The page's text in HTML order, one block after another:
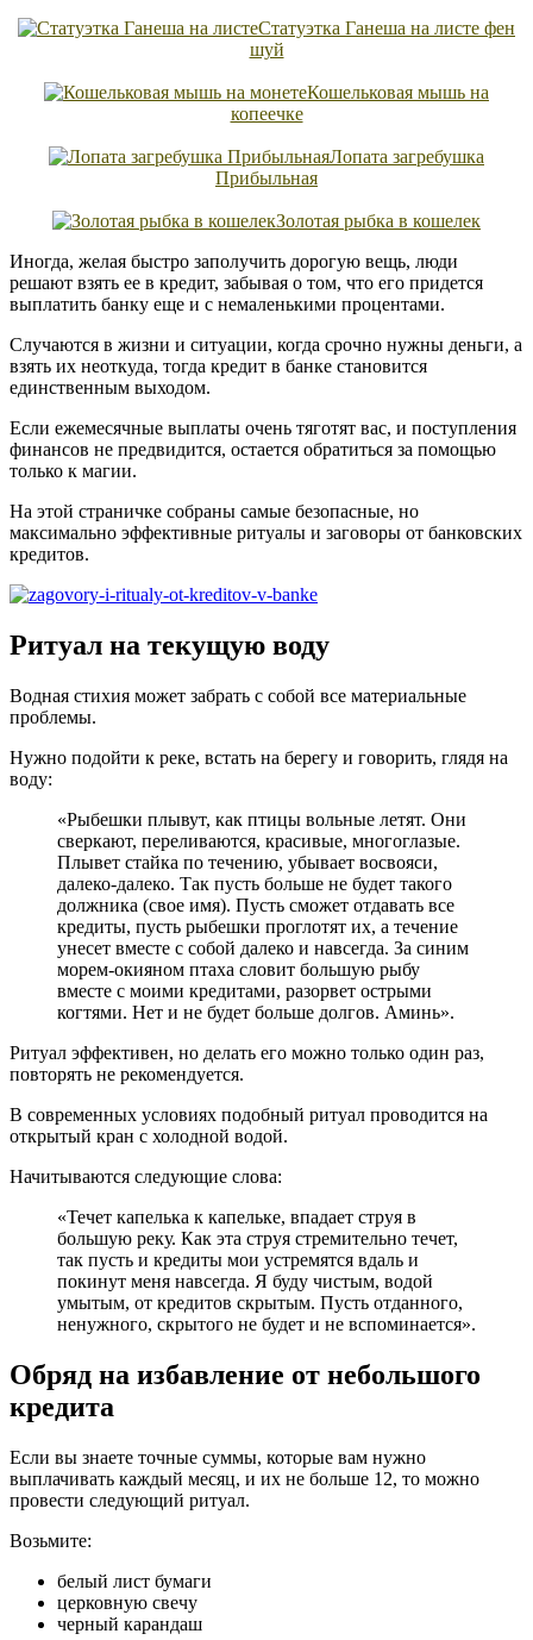
Статуэтка Ганеша на листе фен
шуй
Кошельковая мышь на
копеечке
Лопата загребушка
Прибыльная
Золотая рыбка в кошелек
Иногда, желая быстро заполучить дорогую вещь, люди
решают взять ее в кредит, забывая о том, что его придется
выплатить банку еще и с немаленькими процентами.
Случаются в жизни и ситуации, когда срочно нужны деньги, а
взять их неоткуда, тогда кредит в банке становится
единственным выходом.
Если ежемесячные выплаты очень тяготят вас, и поступления
финансов не предвидится, остается обратиться за помощью
только к магии.
На этой страничке собраны самые безопасные, но
максимально эффективные ритуалы и заговоры от банковских
кредитов.
Ритуал на текущую воду
Водная стихия может забрать с собой все материальные
проблемы.
Нужно подойти к реке, встать на берегу и говорить, глядя на
воду:
«Рыбешки плывут, как птицы вольные летят. Они
сверкают, переливаются, красивые, многоглазые.
Плывет стайка по течению, убывает восвояси,
далеко-далеко. Так пусть больше не будет такого
должника (свое имя). Пусть сможет отдавать все
кредиты, пусть рыбешки проглотят их, а течение
унесет вместе с собой далеко и навсегда. За синим
морем-окияном птаха словит большую рыбу
вместе с моими кредитами, разорвет острыми
когтями. Нет и не будет больше долгов. Аминь».
Ритуал эффективен, но делать его можно только один раз,
повторять не рекомендуется.
В современных условиях подобный ритуал проводится на
открытый кран с холодной водой.
Начитываются следующие слова:
«Течет капелька к капельке, впадает струя в
большую реку. Как эта струя стремительно течет,
так пусть и кредиты мои устремятся вдаль и
покинут меня навсегда. Я буду чистым, водой
умытым, от кредитов скрытым. Пусть отданного,
ненужного, скрытого не будет и не вспоминается».
Обряд на избавление от небольшого
кредита
Если вы знаете точные суммы, которые вам нужно
выплачивать каждый месяц, и их не больше 12, то можно
провести следующий ритуал.
Возьмите:
белый лист бумаги
церковную свечу
черный карандаш